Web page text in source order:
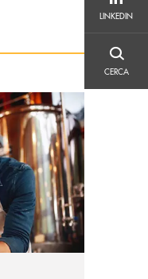
LINKEDIN
CERCA